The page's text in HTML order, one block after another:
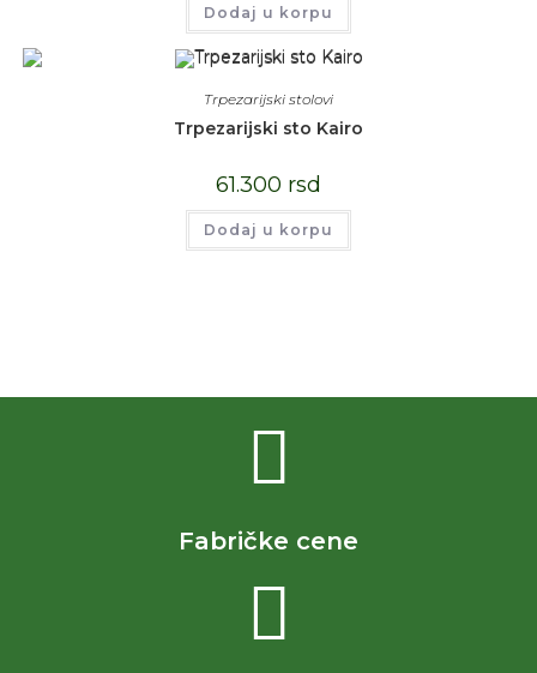
Dodaj u korpu
Trpezarijski stolovi
Trpezarijski sto Kairo
61.300 rsd
Dodaj u korpu
Fabričke cene